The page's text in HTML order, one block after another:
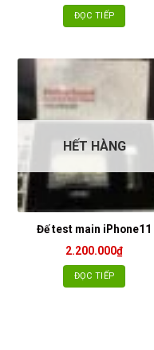
ĐỌC TIẾP
HẾT HÀNG
Đế test main iPhone11
2.200.000₫
ĐỌC TIẾP